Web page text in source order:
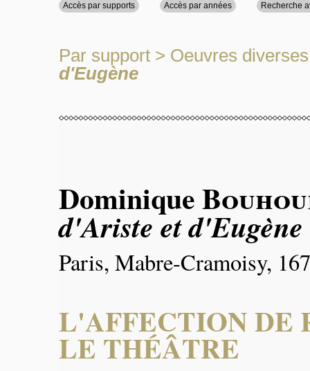
Accès par supports Accès par années Recherche
Par support > Oeuvres diverses
d'Eugène
Dominique
d'Ariste et d'Eugène
Paris, Mabre-Cramoisy,
L'AFFECTION DE
LE THÉÂTRE